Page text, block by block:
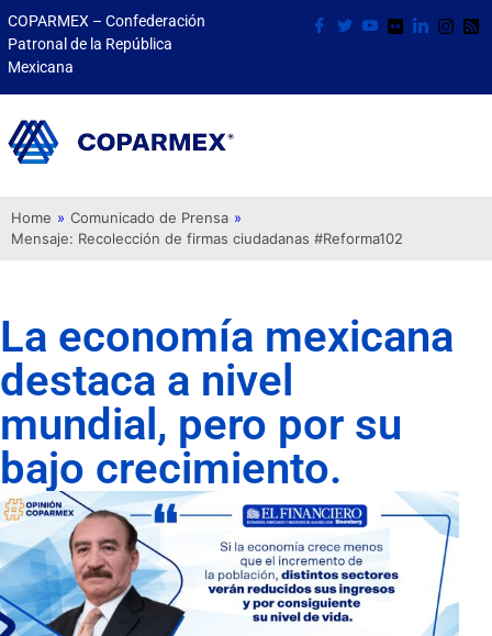
COPARMEX – Confederación
Patronal de la República
Mexicana
Home » Comunicado de Prensa »
Mensaje: Recolección de firmas ciudadanas #Reforma102
La economía mexicana
destaca a nivel
mundial, pero por su
bajo crecimiento.